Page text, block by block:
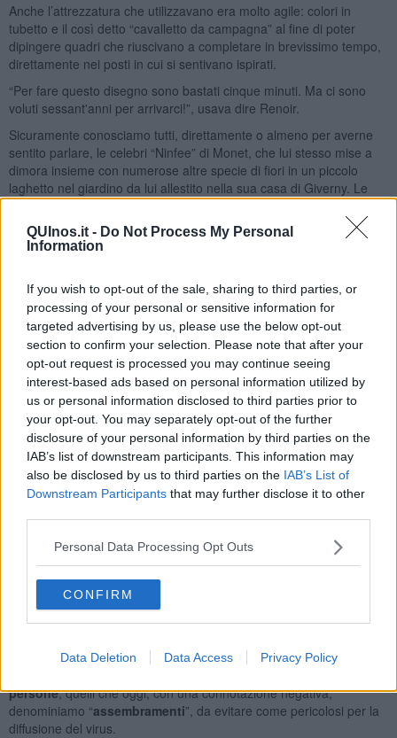
QUInos.it - Do Not Process My Personal
Information
If you wish to opt-out of the sale, sharing to third parties, or
processing of your personal or sensitive information for
targeted advertising by us, please use the below opt-out
section to confirm your selection. Please note that after your
opt-out request is processed you may continue seeing
interest-based ads based on personal information utilized by
us or personal information disclosed to third parties prior to
your opt-out. You may separately opt-out of the further
disclosure of your personal information by third parties on the
IAB’s list of downstream participants. This information may
also be disclosed by us to third parties on the IAB’s List of
Downstream Participants that may further disclose it to other
Personal Data Processing Opt Outs
CONFIRM
Data Deletion Data Access Privacy Policy
Anche l’attrezzatura che utilizzavano era molto agile: colori in
tubetto e il così detto “cavalletto da campagna” al fine di poter
dipingere quadri che riuscivano a completare in brevissimo tempo,
direttamente nei posti in cui si sentivano ispirati.
“Per fare questo disegno sono bastati cinque minuti. Ma ci sono
voluti sessant'anni per arrivarci!”, usava dire Renoir.
Sicuramente conosciamo tutti, direttamente o almeno per averne
sentito parlare, le celebri “Ninfee” di Monet, che lui stesso mise a
dimora insieme con numerose altre specie di fiori in un piccolo
laghetto nel giardino da lui allestito nella sua casa di Giverny. Le
rappresentò in modo incessante e quasi ossessivo nelle sue opere,
tutte sullo stagno delle ninfee in cui, variando ogni volta il punto
d’osservazione e la stagione e con questa la luce, le ninfee ci
“Mi è occorso molto tempo per capire le mie ninfee. Le avevo
piantate per il gusto di piantarle, e le ho coltivate senza pensare di
ritrarle… Non si assorbe un paesaggio in un solo giorno… Ed ecco
che, all’improvviso, ho avuto la rivelazione dalle fate del mio
stagno. Così ho preso la mia tavolozza e, da allora, non ho avuto
altri modelli”.
Ed effettivamente è proprio così, dato che Monet ha dipinto lo
stesso soggetto circa 250 volte.
L’11 Novembre 1918, all’indomani dell’armistizio, in segno di pace,
volle esporre le sue “fate” nel museo dell’Orangerie, da lui voluto a
Place de la Concorde, a Parigi.
Se a Monet l’Impressionismo deve il suo nome, non è certo l’unico
ad usare la tecnica en plein air, un altro celebre artista della stessa
corrente che dipinge stando immerso nella natura è Renoir che,
stanco degli atelier cittadini e della monotona vita accademica, si
reca durante l’estate a Chailly en Bière (anche in compagnia dello
stesso Monet) e da quel momento si converte interamente alla
pittura en plein air. Dipinge figure femminili e gioca con padronanza
Un altro tema rappresentato dagli Impressionisti che si lega alle
persone, quelli che oggi, con una connotazione negativa,
denominiamo “assembramenti”, da evitare come pericolosi per la
diffusione del virus.